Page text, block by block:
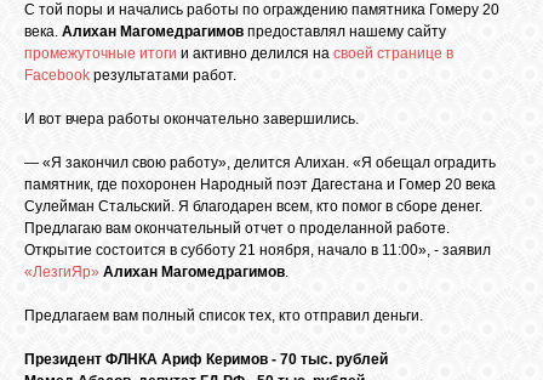
О САЙТЕ
ВИДЕО
САЙТЫ
С той поры и начались работы по ограждению памятника Гомеру 20
века. Алихан Магомедрагимов предоставлял нашему сайту
промежуточные итоги и активно делился на своей странице в
Facebook результатами работ.
И вот вчера работы окончательно завершились.
— «Я закончил свою работу», делится Алихан. «Я обещал оградить
памятник, где похоронен Народный поэт Дагестана и Гомер 20 века
Сулейман Стальский. Я благодарен всем, кто помог в сборе денег.
Предлагаю вам окончательный отчет о проделанной работе.
Открытие состоится в субботу 21 ноября, начало в 11:00», - заявил
«ЛезгиЯр» Алихан Магомедрагимов.
Предлагаем вам полный список тех, кто отправил деньги.
Президент ФЛНКА Ариф Керимов - 70 тыс. рублей